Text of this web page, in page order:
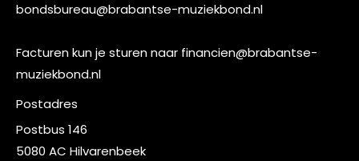
bondsbureau@brabantse-muziekbond.nl
Facturen kun je sturen naar financien@brabantse-
muziekbond.nl
Postadres
Postbus 146
5080 AC Hilvarenbeek